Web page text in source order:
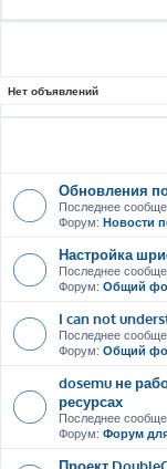
Нет объявлений
Обновления
Последнее
Форум: Новости
Настройка
Последнее
Форум: Общий
I can not
Последнее
Форум: Общий
dosemu не
ресурсах
Последнее
Форум: Форум